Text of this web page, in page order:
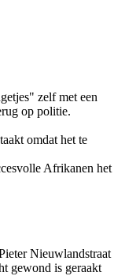
zelf met een
op politie.
omdat het te
Afrikanen het
Nieuwlandstraat
gewond is geraakt